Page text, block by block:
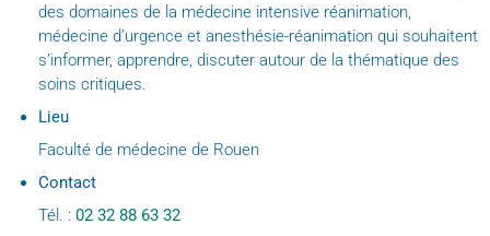
des domaines de la médecine intensive réanimation,
médecine d’urgence et anesthésie-réanimation qui souhaitent
s’informer, apprendre, discuter autour de la thématique des
soins critiques.
Lieu
Faculté de médecine de Rouen
Contact
Tél. : 02 32 88 63 32